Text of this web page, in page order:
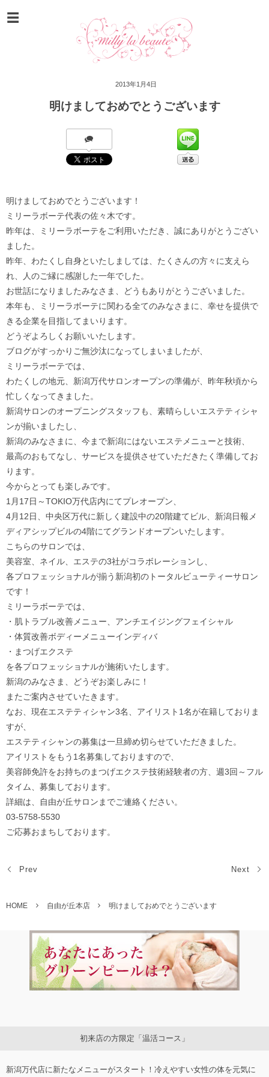
2013年1月4日
明けましておめでとうございます
明けましておめでとうございます！
ミリーラボーテ代表の佐々木です。
昨年は、ミリーラボーテをご利用いただき、誠にありがとうござい
ました。
昨年、わたくし自身といたしましては、たくさんの方々に支えら
れ、人のご縁に感謝した一年でした。
お世話になりましたみなさま、どうもありがとうございました。
本年も、ミリーラボーテに関わる全てのみなさまに、幸せを提供で
きる企業を目指してまいります。
どうぞよろしくお願いいたします。
ブログがすっかりご無沙汰になってしまいましたが、
ミリーラボーテでは、
わたくしの地元、新潟万代サロンオープンの準備が、昨年秋頃から
忙しくなってきました。
新潟サロンのオープニングスタッフも、素晴らしいエステティシャ
ンが揃いましたし、
新潟のみなさまに、今まで新潟にはないエステメニューと技術、
最高のおもてなし、サービスを提供させていただきたく準備してお
ります。
今からとっても楽しみです。
1月17日～TOKIO万代店内にてプレオープン、
4月12日、中央区万代に新しく建設中の20階建てビル、新潟日報メ
ディアシップビルの4階にてグランドオープンいたします。
こちらのサロンでは、
美容室、ネイル、エステの3社がコラボレーションし、
各プロフェッショナルが揃う新潟初のトータルビューティーサロン
です！
ミリーラボーテでは、
・肌トラブル改善メニュー、アンチエイジングフェイシャル
・体質改善ボディーメニューインディバ
・まつげエクステ
を各プロフェッショナルが施術いたします。
新潟のみなさま、どうぞお楽しみに！
またご案内させていたきます。
なお、現在エステティシャン3名、アイリスト1名が在籍しておりま
すが、
エステティシャンの募集は一旦締め切らせていただきました。
アイリストをもう1名募集しておりますので、
美容師免許をお持ちのまつげエクステ技術経験者の方、週3回～フル
タイム、募集しております。
詳細は、自由が丘サロンまでご連絡ください。
03-5758-5530
ご応募おまちしております。
Prev Next
HOME 自由が丘本店 明けましておめでとうございます
初来店の方限定「温活コース」
新潟万代店に新たなメニューがスタート！冷えやすい女性の体を元気に